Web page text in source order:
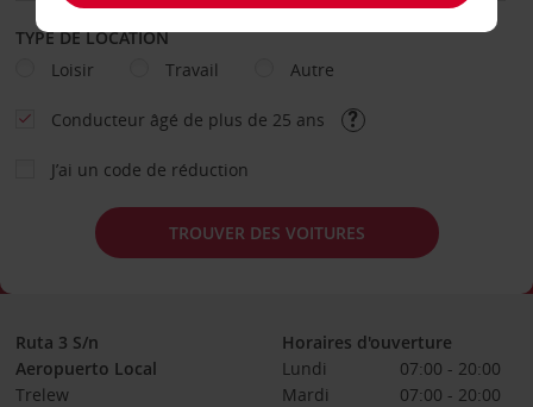
TYPE DE LOCATION
Loisir
Travail Autre
Conducteur âgé de plus de 25 ans
J’ai un code de réduction
TROUVER DES VOITURES
Ruta 3 S/n
Aeropuerto Local
Trelew
Horaires d'ouverture
Lundi
07:00 - 20:00
Mardi
07:00 - 20:00